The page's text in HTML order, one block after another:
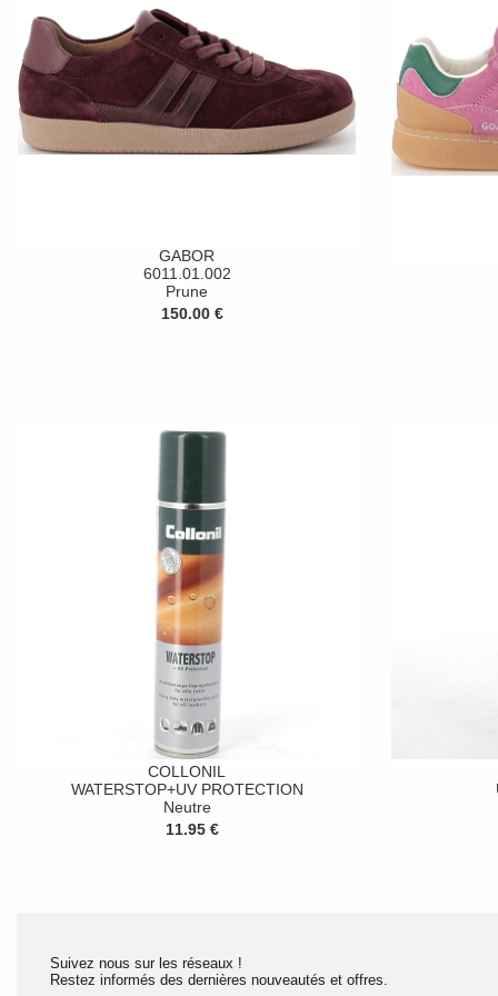
GABOR
6011.01.002
Prune
150.00 €
COLLONIL
WATERSTOP+UV PROTECTION
Neutre
11.95 €
Suivez nous sur les réseaux !
Restez informés des dernières nouveautés et offres.